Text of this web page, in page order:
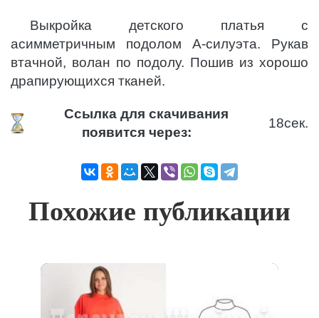
Выкройка детского платья с
асимметричным подолом А-силуэта. Рукав
втачной, волан по подолу. Пошив из хорошо
драпирующихся тканей.
Ссылка для скачивания
появится через:
18сек.
Похожие публикации